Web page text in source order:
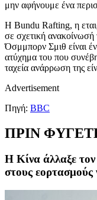
μην αφήνουμε ένα
Η Bundu Rafting, η
σε σχετική
Όσμμπορν Σμιθ είναι
ατύχημα του που
ταχεία ανάρρωση της
Advertisement
Πηγή: BBC
ΠΡΙΝ
Η Κίνα άλλαξε τον
στους